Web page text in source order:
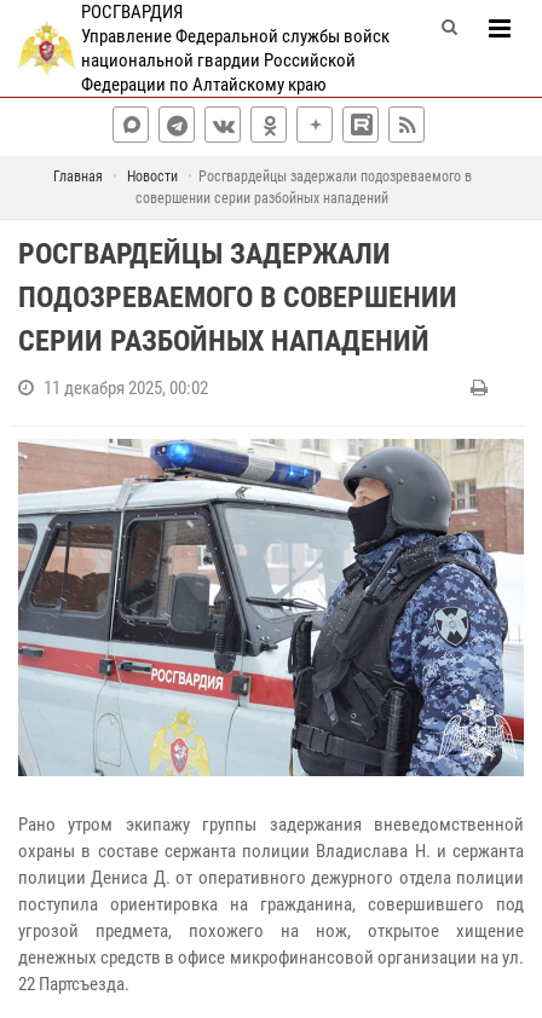
РОСГВАРДИЯ
Управление Федеральной службы войск
национальной гвардии Российской
Федерации по Алтайскому краю
Главная Новости
Росгвардейцы задержали подозреваемого в
совершении серии разбойных нападений
РОСГВАРДЕЙЦЫ ЗАДЕРЖАЛИ
ПОДОЗРЕВАЕМОГО В СОВЕРШЕНИИ
СЕРИИ РАЗБОЙНЫХ НАПАДЕНИЙ
11 декабря 2025, 00:02
Рано утром экипажу группы задержания вневедомственной
охраны в составе сержанта полиции Владислава Н. и сержанта
полиции Дениса Д. от оперативного дежурного отдела полиции
поступила ориентировка на гражданина, совершившего под
угрозой предмета, похожего на нож, открытое хищение
денежных средств в офисе микрофинансовой организации на ул.
22 Партсъезда.